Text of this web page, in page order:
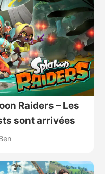
Raiders – Les
sont arrivées